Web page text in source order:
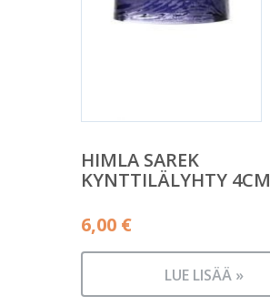
HIMLA SAREK
KYNTTILÄLYHTY 4CM
6,00 €
LUE LISÄÄ »